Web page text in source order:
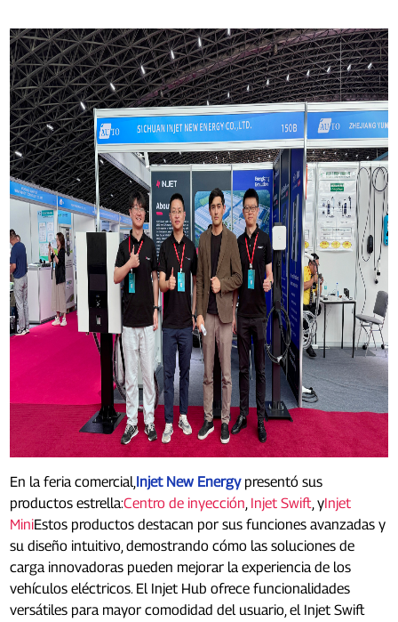
En la feria comercial,Injet New Energy presentó sus
productos estrella:Centro de inyección, Injet Swift, yInjet
MiniEstos productos destacan por sus funciones avanzadas y
su diseño intuitivo, demostrando cómo las soluciones de
carga innovadoras pueden mejorar la experiencia de los
vehículos eléctricos. El Injet Hub ofrece funcionalidades
versátiles para mayor comodidad del usuario, el Injet Swift